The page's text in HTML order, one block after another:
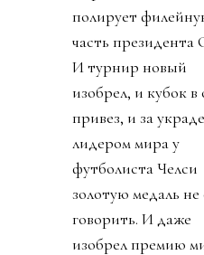
Следом собрание
объявила
Конгресс США
Инфантино на
по поводу связей с
трампистами.
президент ФИФА
два года изо всей
шершавости языка
полирует